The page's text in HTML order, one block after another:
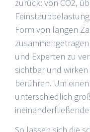
zurück: von CO2,
Form von langen
und Experten zu
sichtbar und
berühren. Um
unterschiedlich